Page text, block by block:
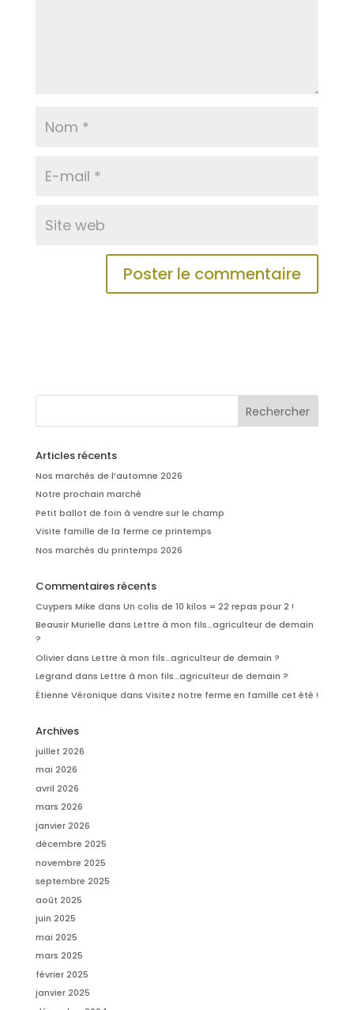
Articles récents
Nos marchés de l’automne 2026
Notre prochain marché
Petit ballot de foin à vendre sur le champ
Visite famille de la ferme ce printemps
Nos marchés du printemps 2026
Commentaires récents
Cuypers Mike dans Un colis de 10 kilos = 22 repas pour 2 !
Beausir Murielle dans Lettre à mon fils…agriculteur de demain
?
Olivierdans Lettre à mon fils…agriculteur de demain ?
Legrand dans Lettre à mon fils…agriculteur de demain ?
Étienne Véronique dans Visitez notre ferme en famille cet été !
Archives
juillet 2026
mai 2026
avril 2026
mars 2026
janvier 2026
décembre 2025
novembre 2025
septembre 2025
août 2025
juin 2025
mai 2025
mars 2025
février 2025
janvier 2025